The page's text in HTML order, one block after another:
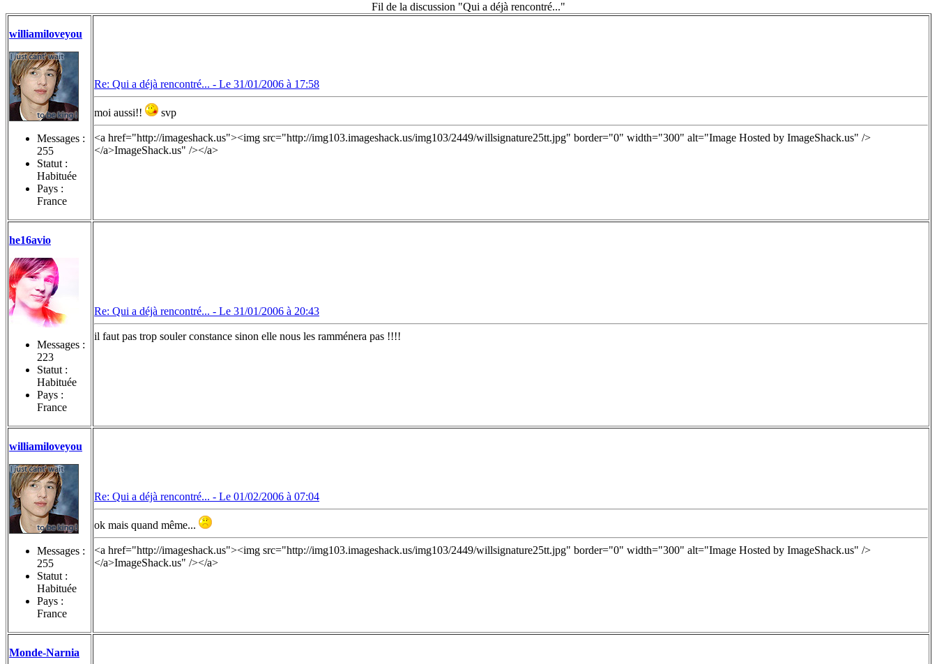
Fil de la discussion "Qui a déjà rencontré..."
williamiloveyou
Messages :
255
Statut :
Habituée
Pays :
France
Re: Qui a déjà rencontré... - Le 31/01/2006 à 17:58
moi aussi!! svp
<a href="http://imageshack.us"><img src="http://img103.imageshack.us/img103/2449/willsignature25tt.jpg" border="0" width="300" alt="Image Hosted by ImageShack.us" />
</a>ImageShack.us" /></a>
he16avio
Messages :
223
Statut :
Habituée
Pays :
France
Re: Qui a déjà rencontré... - Le 31/01/2006 à 20:43
il faut pas trop souler constance sinon elle nous les ramménera pas !!!!
williamiloveyou
Messages :
255
Statut :
Habituée
Pays :
France
Re: Qui a déjà rencontré... - Le 01/02/2006 à 07:04
ok mais quand même...
<a href="http://imageshack.us"><img src="http://img103.imageshack.us/img103/2449/willsignature25tt.jpg" border="0" width="300" alt="Image Hosted by ImageShack.us" />
</a>ImageShack.us" /></a>
Monde-Narnia